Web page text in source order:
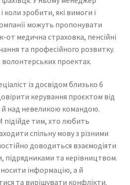
зробити, які вимоги і
можуть пропонувати
от медична страховка, пенсійні
та професійного розвитку.
волонтерських проектах.
із досвідом близько 6
керування проєктом від
й над невеликою командою.
підійде тим, хто любить
спільну мову з різними
доводиться взаємодіяти
підрядниками та керівництвом.
інформацію, а й
та вирішувати конфлікти.